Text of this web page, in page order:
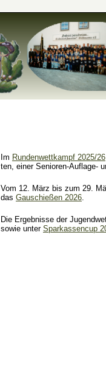
Im Rundenwettkampf 2025/26
ten, einer Senioren-Auflage-
Vom 12. März bis zum 29.
das Gauschießen 2026.
Die Ergebnisse der
sowie unter Sparkassencup